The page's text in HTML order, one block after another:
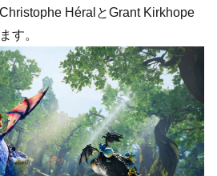
HéralとGrant Kirkhope
す。